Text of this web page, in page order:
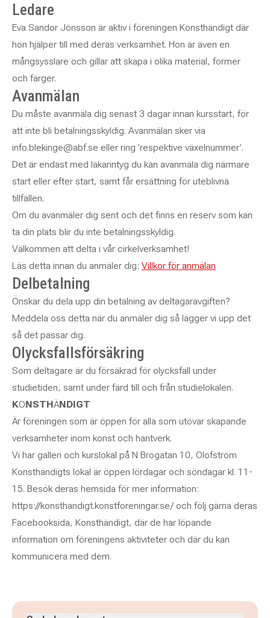
Ledare
Eva Sandor Jönsson är aktiv i föreningen Konsthändigt där
hon hjälper till med deras verksamhet. Hon är även en
mångsysslare och gillar att skapa i olika material, former
och färger.
Avanmälan
Du måste avanmäla dig senast 3 dagar innan kursstart, för
att inte bli betalningsskyldig. Avanmälan sker via
info.blekinge@abf.se eller ring ’respektive växelnummer’.
Det är endast med läkarintyg du kan avanmäla dig närmare
start eller efter start, samt får ersättning för uteblivna
tillfällen.
Om du avanmäler dig sent och det finns en reserv som kan
ta din plats blir du inte betalningsskyldig.
Välkommen att delta i vår cirkelverksamhet!
Läs detta innan du anmäler dig: Villkor för anmälan
Delbetalning
Önskar du dela upp din betalning av deltagaravgiften?
Meddela oss detta när du anmäler dig så lägger vi upp det
så det passar dig.
Olycksfallsförsäkring
Som deltagare är du försäkrad för olycksfall under
studietiden, samt under färd till och från studielokalen.
KONSTHÄNDIGT
Är föreningen som är öppen för alla som utövar skapande
verksamheter inom konst och hantverk.
Vi har galleri och kurslokal på N Brogatan 10, Olofström
Konsthändigts lokal är öppen lördagar och söndagar kl. 11-
15. Besök deras hemsida för mer information:
https://konsthandigt.konstforeningar.se/ och följ gärna deras
Facebooksida, Konsthändigt, där de har löpande
information om föreningens aktiviteter och där du kan
kommunicera med dem.